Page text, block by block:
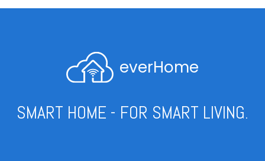
everHome
SMART HOME - FOR SMART LIVING.